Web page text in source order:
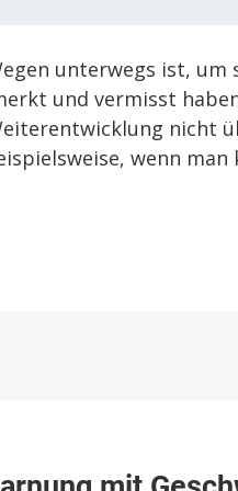
unterwegs ist, um
und vermisst
nicht
wenn